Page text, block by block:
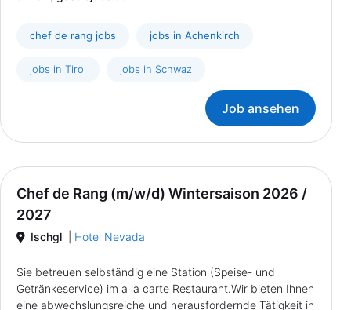
chef de rang jobs jobs in Achenkirch
jobs in Tirol jobs in Schwaz
Job ansehen
Chef de Rang (m/w/d) Wintersaison 2026 /
2027
Ischgl Hotel Nevada
Sie betreuen selbständig eine Station (Speise- und
Getränkeservice) im a la carte Restaurant.Wir bieten Ihnen
eine abwechslungsreiche und herausfordernde Tätigkeit in